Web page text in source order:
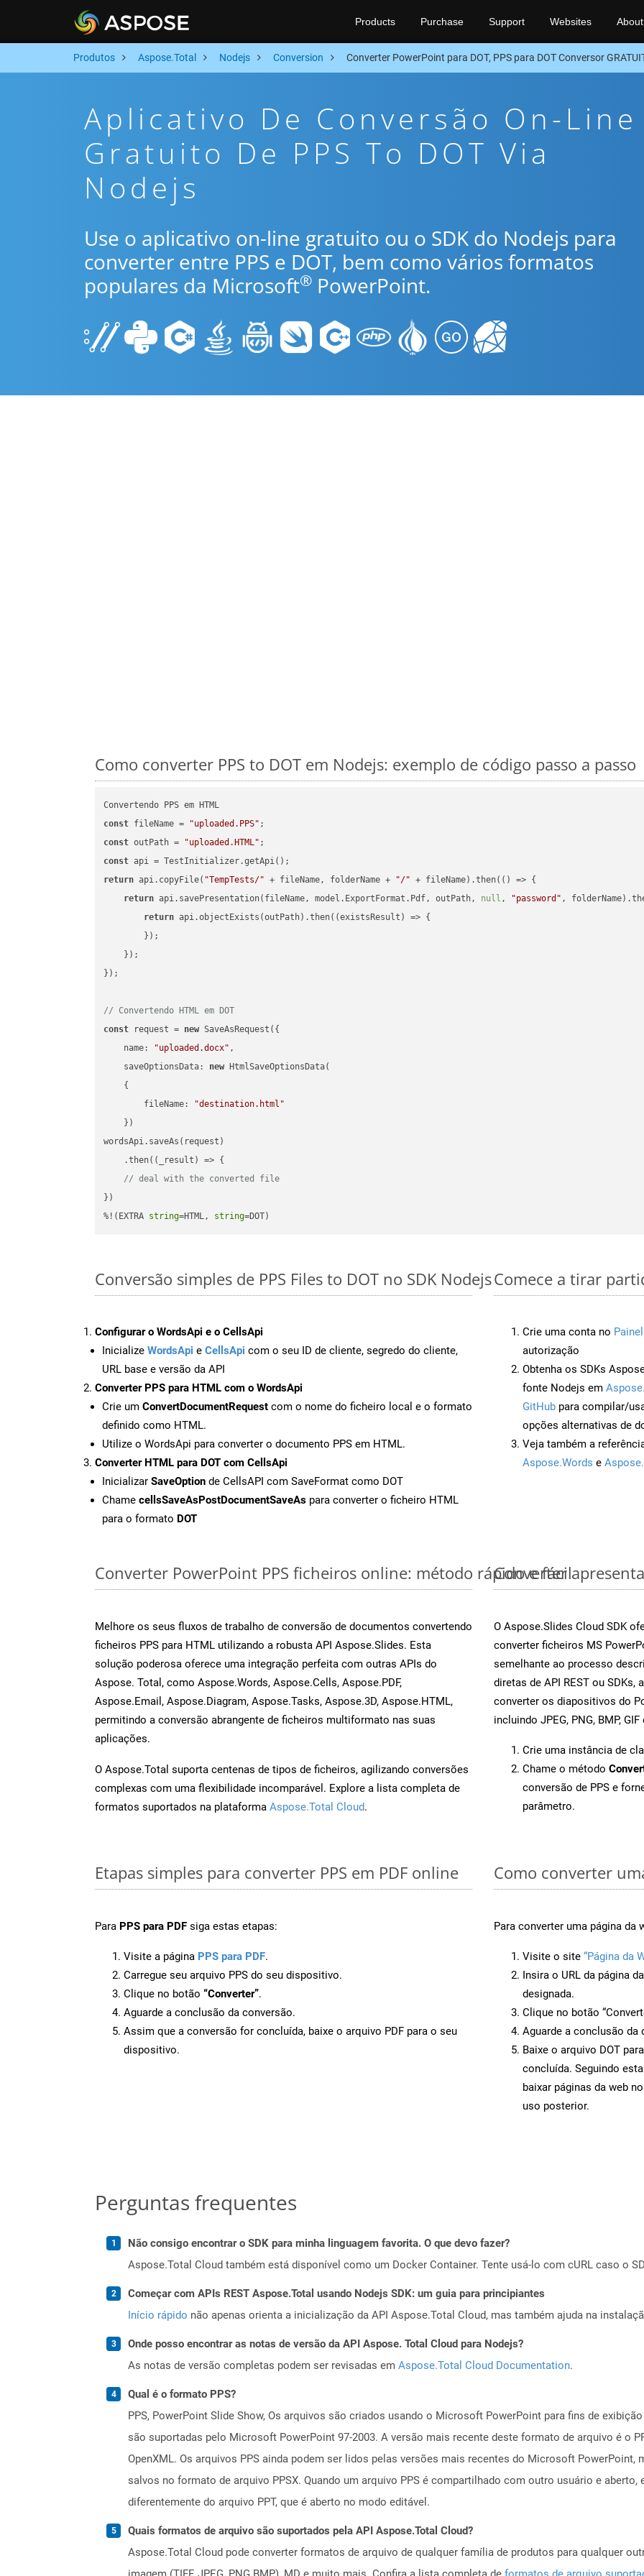
Products Purchase Support Websites About
Produtos Aspose.Total Nodejs Conversion Converter PowerPoint para DOT, PPS para DOT Conversor
Aplicativo De Conversão On-Line
Gratuito De PPS To DOT Via
Nodejs
Use o aplicativo on-line gratuito ou o SDK do Nodejs para
converter entre PPS e DOT, bem como vários formatos
populares da Microsoft® PowerPoint.
Como converter PPS to DOT em Nodejs: exemplo de código passo a passo
const fileName = "uploaded.PPS"
const outPath = "uploaded.HTML"
const
return api.copyFile( "TempTests/" + fileName, folderName + "/" + fileName).then( () => {
return api.savePresentation(fileName, model.ExportFormat.Pdf, outPath, null , "password" ,
return api.objectExists(outPath).then( (existsResult ) => {
        });
    });
});
// Convertendo HTML em DOT
const request = new SaveAsRequest({
name: "uploaded.docx" ,
saveOptionsData: new HtmlSaveOptionsData(
    {
fileName:
"destination.html"
    })
wordsApi.saveAs(request)
    .then(
( _result ) => {
// deal with the converted file
})
%!(EXTRA string=HTML, string=DOT)
Conversão simples de PPS Files to DOT no SDK Nodejs
Configurar o WordsApi e o CellsApi
Inicialize WordsApi e CellsApi com o seu ID de cliente, segredo do cliente,
URL base e versão da API
Converter PPS para HTML com o WordsApi
Crie um ConvertDocumentRequest com o nome do ficheiro local e o formato
definido como HTML.
Utilize o WordsApi para converter o documento PPS em HTML.
Converter HTML para DOT com CellsApi
Inicializar SaveOption de CellsAPI com SaveFormat como DOT
Chame cellsSaveAsPostDocumentSaveAs para converter o ficheiro HTML
para o formato DOT
Comece a tirar
Crie uma conta no Painel
autorização
Obtenha os SDKs
fonte Nodejs em
GitHub para compilar/
opções alternativas de
Veja também a
Aspose.Words e
Converter PowerPoint PPS ficheiros online: método rápido e fácil
Melhore os seus fluxos de trabalho de conversão de documentos convertendo
ficheiros PPS para HTML utilizando a robusta API Aspose.Slides. Esta
solução poderosa oferece uma integração perfeita com outras APIs do
Aspose. Total, como Aspose.Words, Aspose.Cells, Aspose.PDF,
Aspose.Email, Aspose.Diagram, Aspose.Tasks, Aspose.3D, Aspose.HTML,
permitindo a conversão abrangente de ficheiros multiformato nas suas
aplicações.
O Aspose.Total suporta centenas de tipos de ficheiros, agilizando conversões
complexas com uma flexibilidade incomparável. Explore a lista completa de
formatos suportados na plataforma Aspose.Total Cloud.
Converter
O Aspose.Slides Cloud SDK
converter ficheiros MS
semelhante ao processo
diretas de API REST ou
converter os diapositivos do
incluindo JPEG, PNG, BMP, GIF
Crie uma instância de
Chame o método
conversão de PPS e
parâmetro.
Etapas simples para converter PPS em PDF online
Para PPS para PDF siga estas etapas:
Visite a página PPS para PDF.
Carregue seu arquivo PPS do seu dispositivo.
Clique no botão “Converter”.
Aguarde a conclusão da conversão.
Assim que a conversão for concluída, baixe o arquivo PDF para o seu
dispositivo.
Como converter
Para converter uma página da
Visite o site “Página da
Insira o URL da página
designada.
Clique no botão
Aguarde a conclusão da
Baixe o arquivo DOT
concluída. Seguindo
baixar páginas da web
uso posterior.
Perguntas frequentes
Não consigo encontrar o SDK para minha linguagem favorita. O que devo fazer?
Aspose.Total Cloud também está disponível como um Docker Container. Tente usá-lo com cURL caso o
Começar com APIs REST Aspose.Total usando Nodejs SDK: um guia para principiantes
Início rápido não apenas orienta a inicialização da API Aspose.Total Cloud, mas também ajuda na
Onde posso encontrar as notas de versão da API Aspose. Total Cloud para Nodejs?
As notas de versão completas podem ser revisadas em Aspose.Total Cloud Documentation.
Qual é o formato PPS?
PPS, PowerPoint Slide Show, Os arquivos são criados usando o Microsoft PowerPoint para fins de
são suportadas pelo Microsoft PowerPoint 97-2003. A versão mais recente deste formato de arquivo é o
OpenXML. Os arquivos PPS ainda podem ser lidos pelas versões mais recentes do Microsoft
salvos no formato de arquivo PPSX. Quando um arquivo PPS é compartilhado com outro usuário e
diferentemente do arquivo PPT, que é aberto no modo editável.
Quais formatos de arquivo são suportados pela API Aspose.Total Cloud?
Aspose.Total Cloud pode converter formatos de arquivo de qualquer família de produtos para qualquer